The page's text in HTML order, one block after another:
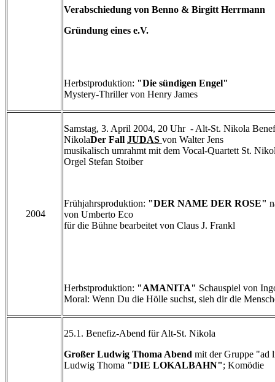
Verabschiedung von Benno & Birgitt Herrmann
Gründung eines e.V.
Herbstproduktion: "Die sündigen Engel"
Mystery-Thriller von Henry James
2004
Samstag, 3. April 2004, 20 Uhr - Alt-St. Nikola
NikolaDer Fall JUDAS von Walter Jens
musikalisch umrahmt mit dem Vocal-Quartett St.
Orgel Stefan Stoiber
Frühjahrsproduktion: "DER NAME DER ROSE"
von Umberto Eco
für die Bühne bearbeitet von Claus J. Frankl
Herbstproduktion: "AMANITA" Schauspiel von
Moral: Wenn Du die Hölle suchst, sieh dir die
25.1. Benefiz-Abend für Alt-St. Nikola
Großer Ludwig Thoma Abend mit der Gruppe "ad
Ludwig Thoma "DIE LOKALBAHN"; Komödie